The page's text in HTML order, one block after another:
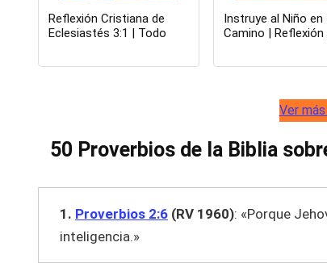
Reflexión Cristiana de
Eclesiastés 3:1 | Todo
Instruye al Niño en
Camino | Reflexión
Ver
50 Proverbios de la Biblia
1. Proverbios 2:6 (RV 1960): «Porque
inteligencia.»